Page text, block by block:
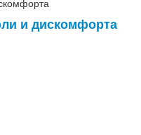
и дискомфорта